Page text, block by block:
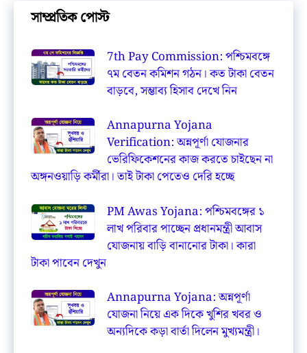
সাম্প্রতিক পোস্ট
7th Pay Commission: পশ্চিমবঙ্গে
৭ম বেতন কমিশন গঠন। কত টাকা বেতন
বাড়বে, সম্ভাব্য হিসাব দেখে নিন
Annapurna Yojana
Verification: অন্নপূর্ণা যোজনার
ভেরিফিকেশনের কাজ করতে চাইছেন না
অঙ্গনওয়াড়ি কর্মীরা। তাই টাকা পেতেও দেরি হচ্ছে
PM Awas Yojana: পশ্চিমবঙ্গের ১
লাখ পরিবার পাচ্ছেন প্রধানমন্ত্রী আবাস
যোজনায় বাড়ি বানানোর টাকা। কারা
টাকা পাবেন দেখুন
Annapurna Yojana: অন্নপূর্ণা
যোজনা নিয়ে এক দিকে খুশির খবর ও
অন্যদিকে কড়া বার্তা দিলেন মুখ্যমন্ত্রী।